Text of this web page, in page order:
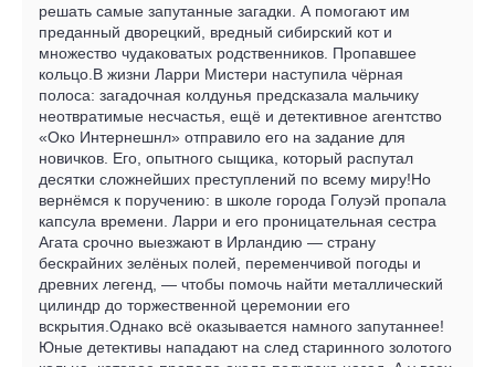
решать самые запутанные загадки. А помогают им
преданный дворецкий, вредный сибирский кот и
множество чудаковатых родственников. Пропавшее
кольцо.В жизни Ларри Мистери наступила чёрная
полоса: загадочная колдунья предсказала мальчику
неотвратимые несчастья, ещё и детективное агентство
«Око Интернешнл» отправило его на задание для
новичков. Его, опытного сыщика, который распутал
десятки сложнейших преступлений по всему миру!Но
вернёмся к поручению: в школе города Голуэй пропала
капсула времени. Ларри и его проницательная сестра
Агата срочно выезжают в Ирландию — страну
бескрайних зелёных полей, переменчивой погоды и
древних легенд, — чтобы помочь найти металлический
цилиндр до торжественной церемонии его
вскрытия.Однако всё оказывается намного запутаннее!
Юные детективы нападают на след старинного золотого